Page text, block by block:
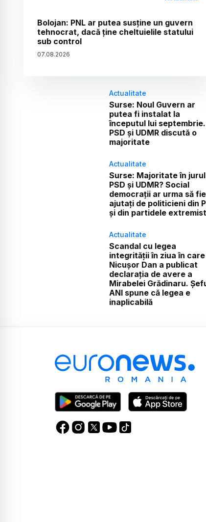
Bolojan: PNL ar putea susține un guvern
tehnocrat, dacă ține cheltuielile statului
sub control
07.08.2026
Actualitate
Surse: Noul Guvern ar
putea fi instalat la
începutul lui septembrie.
PSD și UDMR discută o
majoritate
Actualitate
Surse: Majoritate în jurul
PSD și UDMR? Social
democrații ar urma să fie
ajutați de politicieni din
și din partidele
Actualitate
Scandal cu legea
integrității în ziua în care
Nicușor Dan a publicat
declarația de avere a
Mirabelei Grădinaru.
ANI spune că legea e
inaplicabilă